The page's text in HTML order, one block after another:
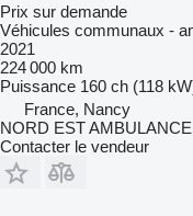
Prix sur demande
Véhicules communaux -
2021
224 000 km
Puissance 160 ch (118
France, Nancy
NORD EST
Contacter le vendeur